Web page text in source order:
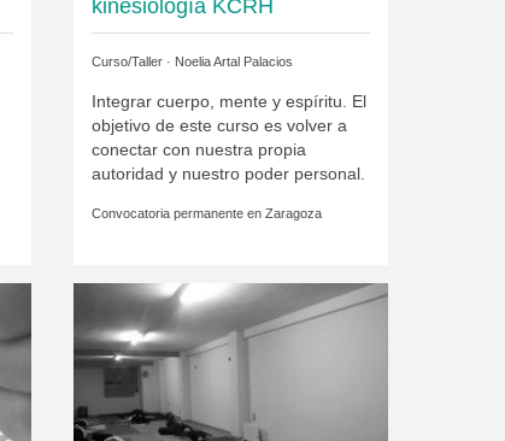
kinesiología KCRH
Curso/Taller · Noelia Artal Palacios
Integrar cuerpo, mente y espíritu. El
objetivo de este curso es volver a
conectar con nuestra propia
autoridad y nuestro poder personal.
Convocatoria permanente en Zaragoza